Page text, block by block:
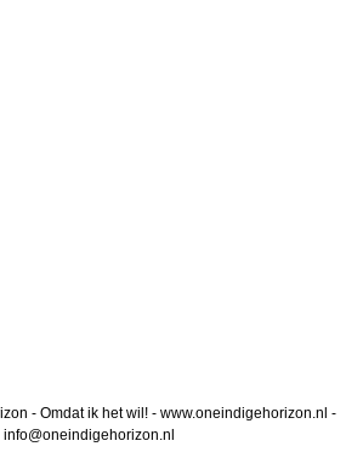
- Omdat ik het wil! - www.oneindigehorizon.nl -
info@oneindigehorizon.nl